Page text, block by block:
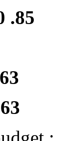
.85